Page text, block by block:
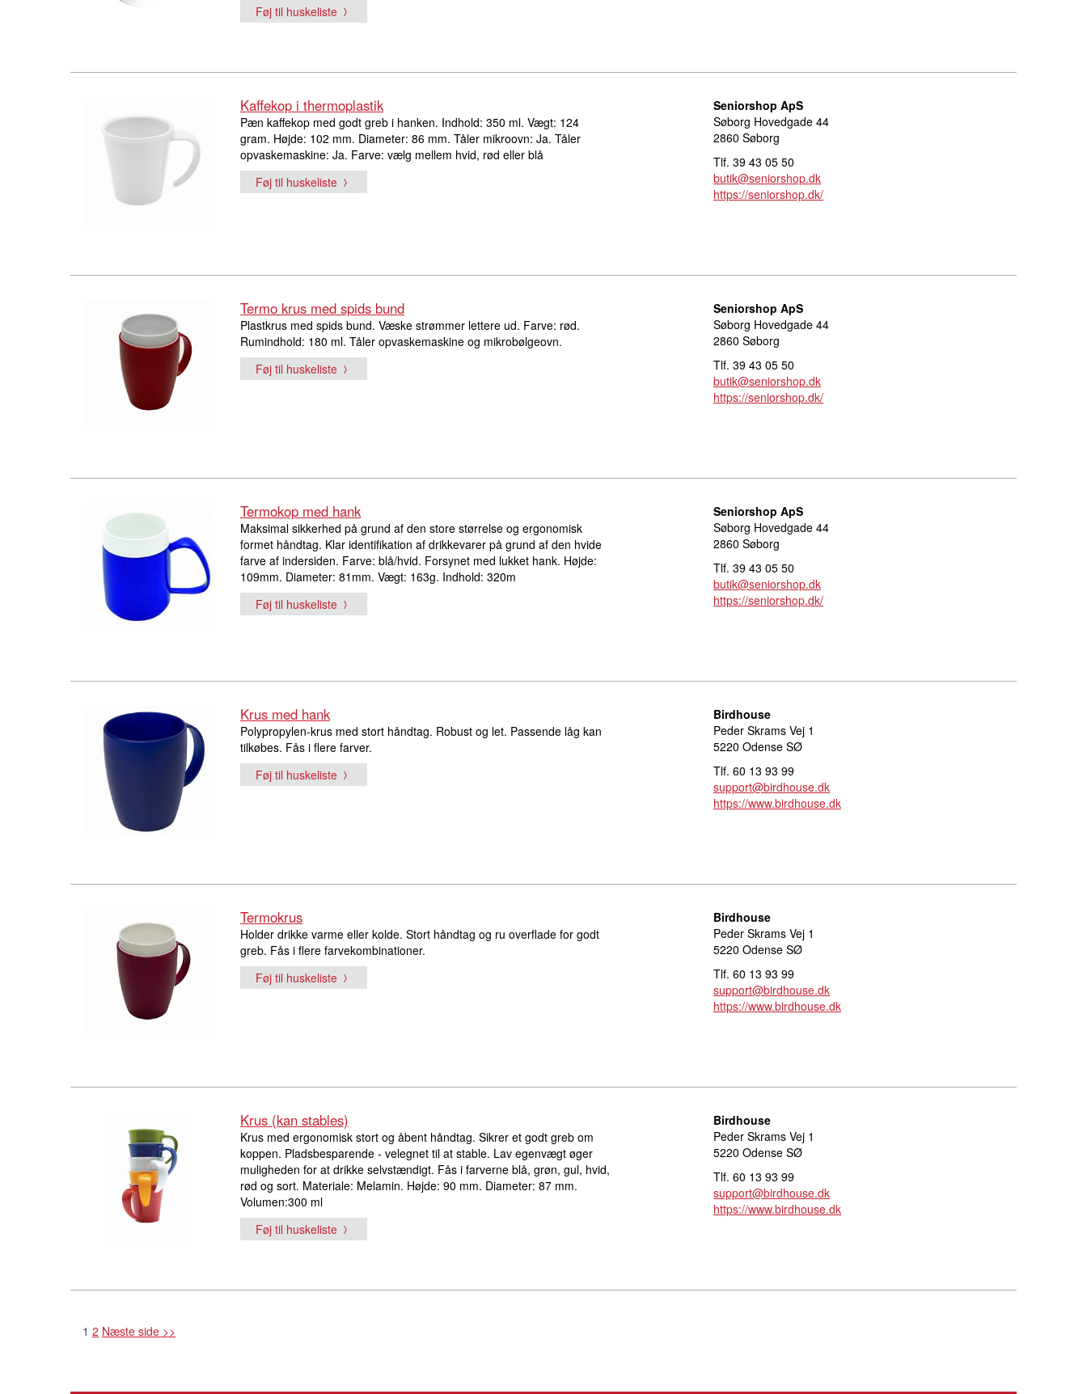
Føj til huskeliste
Kaffekop i thermoplastik
Pæn kaffekop med godt greb i hanken. Indhold: 350 ml. Vægt: 124
gram. Højde: 102 mm. Diameter: 86 mm. Tåler mikroovn: Ja. Tåler
opvaskemaskine: Ja. Farve: vælg mellem hvid, rød eller blå
Føj til huskeliste
Seniorshop ApS
Søborg Hovedgade 44
2860 Søborg
Tlf. 39 43 05 50
butik@seniorshop.dk
https://seniorshop.dk/
Termo krus med spids bund
Plastkrus med spids bund. Væske strømmer lettere ud. Farve: rød.
Rumindhold: 180 ml. Tåler opvaskemaskine og mikrobølgeovn.
Føj til huskeliste
Seniorshop ApS
Søborg Hovedgade 44
2860 Søborg
Tlf. 39 43 05 50
butik@seniorshop.dk
https://seniorshop.dk/
Termokop med hank
Maksimal sikkerhed på grund af den store størrelse og ergonomisk
formet håndtag. Klar identifikation af drikkevarer på grund af den hvide
farve af indersiden. Farve: blå/hvid. Forsynet med lukket hank. Højde:
109mm. Diameter: 81mm. Vægt: 163g. Indhold: 320m
Føj til huskeliste
Seniorshop ApS
Søborg Hovedgade 44
2860 Søborg
Tlf. 39 43 05 50
butik@seniorshop.dk
https://seniorshop.dk/
Krus med hank
Polypropylen-krus med stort håndtag. Robust og let. Passende låg kan
tilkøbes. Fås i flere farver.
Føj til huskeliste
Birdhouse
Peder Skrams Vej 1
5220 Odense SØ
Tlf. 60 13 93 99
support@birdhouse.dk
https://www.birdhouse.dk
Termokrus
Holder drikke varme eller kolde. Stort håndtag og ru overflade for godt
greb. Fås i flere farvekombinationer.
Føj til huskeliste
Birdhouse
Peder Skrams Vej 1
5220 Odense SØ
Tlf. 60 13 93 99
support@birdhouse.dk
https://www.birdhouse.dk
Krus (kan stables)
Krus med ergonomisk stort og åbent håndtag. Sikrer et godt greb om
koppen. Pladsbesparende - velegnet til at stable. Lav egenvægt øger
muligheden for at drikke selvstændigt. Fås i farverne blå, grøn, gul, hvid,
rød og sort. Materiale: Melamin. Højde: 90 mm. Diameter: 87 mm.
Volumen:300 ml
Føj til huskeliste
Birdhouse
Peder Skrams Vej 1
5220 Odense SØ
Tlf. 60 13 93 99
support@birdhouse.dk
https://www.birdhouse.dk
1 2 Næste side >>